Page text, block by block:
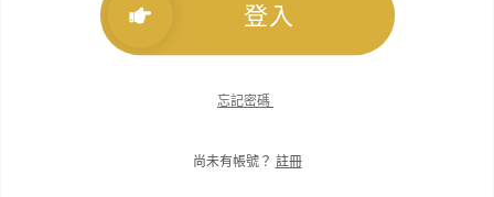
登入
忘記密碼
尚未有帳號？ 註冊